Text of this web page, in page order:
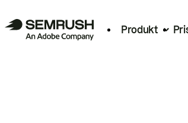
Produkt